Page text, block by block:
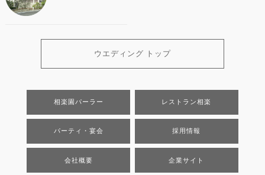
ウエディング トップ
相楽園パーラー レストラン相楽
パーティ・宴会 採用情報
会社概要 企業サイト